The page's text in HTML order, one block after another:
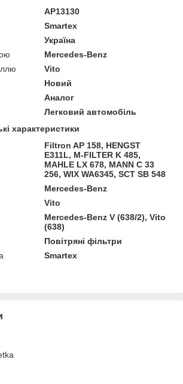
AP13130
Smartex
Україна
Mercedes-Benz
Vito
Новий
Аналог
Легковий автомобіль
характеристики
Filtron AP 158, HENGST
E311L, M-FILTER K 485,
MAHLE LX 678, MANN C 33
256, WIX WA6345, SCT SB 548
Mercedes-Benz
Vito
Mercedes-Benz V (638/2), Vito
(638)
Повітряні фільтри
Smartex